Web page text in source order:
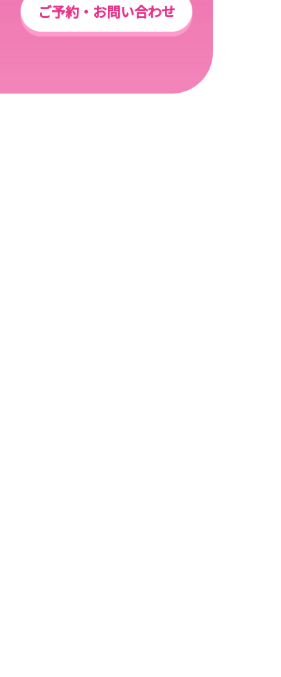
ご予約・お問い合わせ